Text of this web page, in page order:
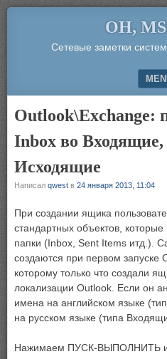
OH,
Сетевые заметки
Outlook\Exchange:
Inbox во
Исходящие
Написал qwest в 24 января 2013, 11:04
При создании ящика
стандартных объектов, которые
папки (Inbox, Sent Items итд.).
создаются при первом запуске
которому только что создали
локализации Outlook. Если он
имена на английском языке
на русском языке (типа
Нажимаем ПУСК-ВЫПОЛНИТЬ и